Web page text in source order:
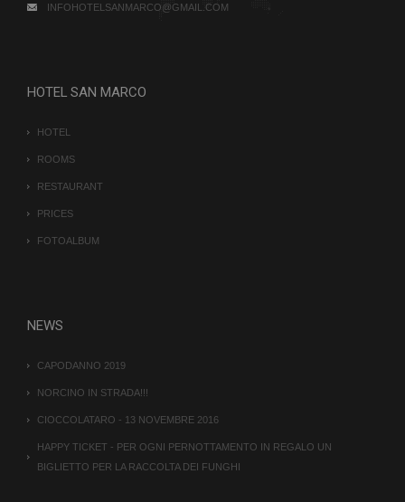
INFOHOTELSANMARCO@GMAIL.COM
HOTEL SAN MARCO
HOTEL
ROOMS
RESTAURANT
PRICES
FOTOALBUM
NEWS
CAPODANNO 2019
NORCINO IN STRADA!!!
CIOCCOLATARO - 13 NOVEMBRE 2016
HAPPY TICKET - PER OGNI PERNOTTAMENTO IN REGALO UN
BIGLIETTO PER LA RACCOLTA DEI FUNGHI